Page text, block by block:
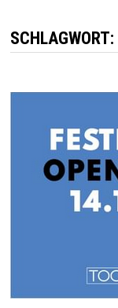
SCHLAGWORT: